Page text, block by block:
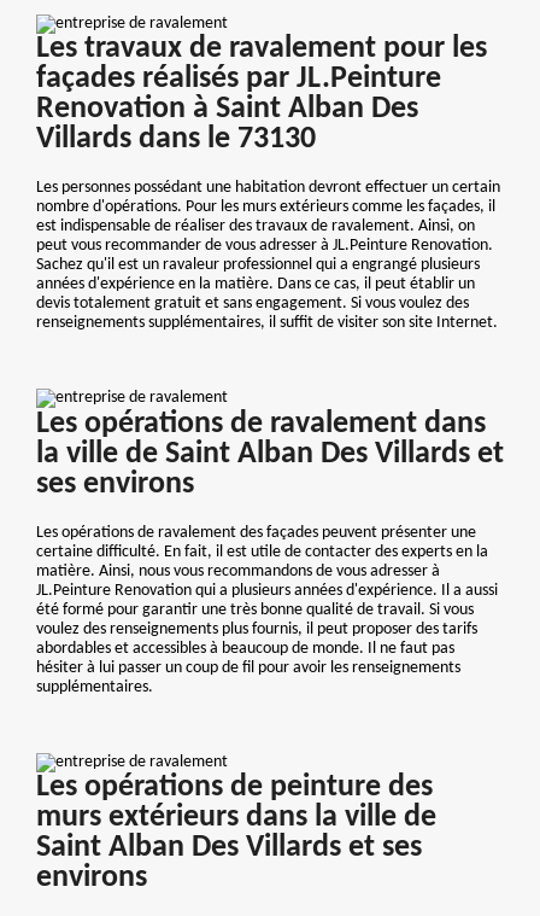
Les travaux de ravalement pour les
façades réalisés par JL.Peinture
Renovation à Saint Alban Des
Villards dans le 73130
Les personnes possédant une habitation devront effectuer un certain
nombre d'opérations. Pour les murs extérieurs comme les façades, il
est indispensable de réaliser des travaux de ravalement. Ainsi, on
peut vous recommander de vous adresser à JL.Peinture Renovation.
Sachez qu'il est un ravaleur professionnel qui a engrangé plusieurs
années d'expérience en la matière. Dans ce cas, il peut établir un
devis totalement gratuit et sans engagement. Si vous voulez des
renseignements supplémentaires, il suffit de visiter son site Internet.
Les opérations de ravalement dans
la ville de Saint Alban Des Villards et
ses environs
Les opérations de ravalement des façades peuvent présenter une
certaine difficulté. En fait, il est utile de contacter des experts en la
matière. Ainsi, nous vous recommandons de vous adresser à
JL.Peinture Renovation qui a plusieurs années d'expérience. Il a aussi
été formé pour garantir une très bonne qualité de travail. Si vous
voulez des renseignements plus fournis, il peut proposer des tarifs
abordables et accessibles à beaucoup de monde. Il ne faut pas
hésiter à lui passer un coup de fil pour avoir les renseignements
supplémentaires.
Les opérations de peinture des
murs extérieurs dans la ville de
Saint Alban Des Villards et ses
environs